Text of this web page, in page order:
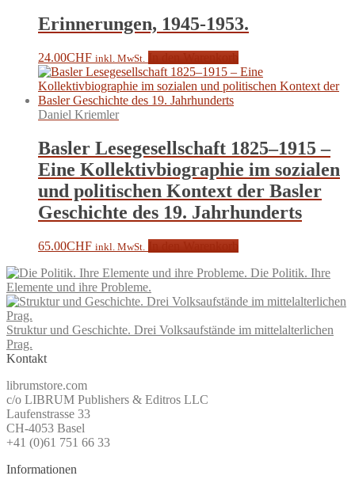
Erinnerungen, 1945-1953.
24.00CHF inkl. MwSt.
Daniel Kriemler
Basler Lesegesellschaft 1825–1915 –
Eine Kollektivbiographie im sozialen
und politischen Kontext der Basler
Geschichte des 19. Jahrhunderts
65.00CHF inkl. MwSt.
Die Politik. Ihre
Elemente und ihre Probleme.
Struktur und Geschichte. Drei Volksaufstände im mittelalterlichen
Prag.
Kontakt
librumstore.com
c/o LIBRUM Publishers & Editros LLC
Laufenstrasse 33
CH-4053 Basel
+41 (0)61 751 66 33
Informationen